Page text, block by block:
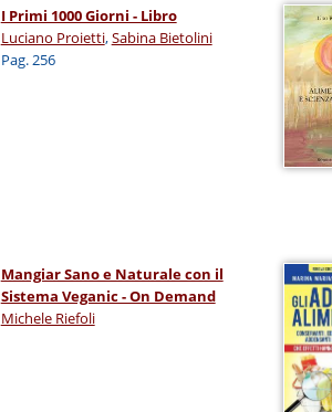
I Primi 1000 Giorni - Libro
Luciano Proietti,Sabina Bietolini
Pag. 256
Mangiar Sano e Naturale con il
Sistema Veganic - On Demand
Michele Riefoli